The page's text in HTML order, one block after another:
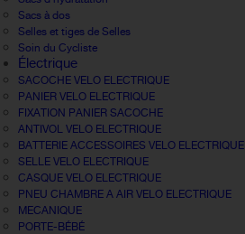
Sacs à dos
Selles et tiges de Selles
Soin du Cycliste
Électrique
SACOCHE VELO ELECTRIQUE
PANIER VELO ELECTRIQUE
FIXATION PANIER SACOCHE
ANTIVOL VELO ELECTRIQUE
BATTERIE ACCESSOIRES VELO ELECTRIQUE
SELLE VELO ELECTRIQUE
CASQUE VELO ELECTRIQUE
PNEU CHAMBRE A AIR VELO ELECTRIQUE
MECANIQUE
PORTE-BÉBÉ